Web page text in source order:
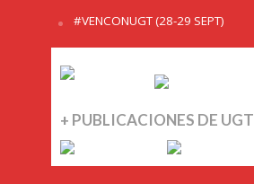
#VENCONUGT (28-29 SEPT)
+ PUBLICACIONES DE UGT